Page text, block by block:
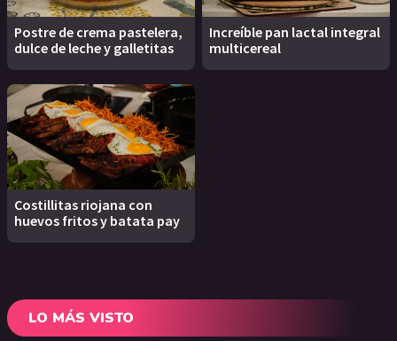
Postre de crema pastelera,
dulce de leche y galletitas
Increíble pan lactal integral
multicereal
Costillitas riojana con
huevos fritos y batata pay
LO MÁS VISTO